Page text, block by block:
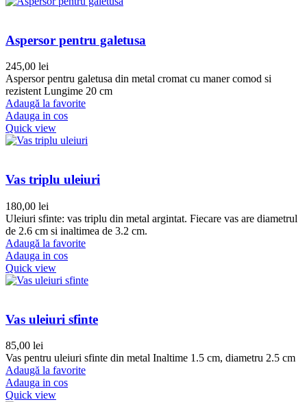
Aspersor pentru galetusa
245,00 lei
Aspersor pentru galetusa din metal cromat cu maner comod si
rezistent Lungime 20 cm
Adaugă la favorite
Adauga in cos
Quick view
Vas triplu uleiuri
180,00 lei
Uleiuri sfinte: vas triplu din metal argintat. Fiecare vas are diametrul
de 2.6 cm si inaltimea de 3.2 cm.
Adaugă la favorite
Adauga in cos
Quick view
Vas uleiuri sfinte
85,00 lei
Vas pentru uleiuri sfinte din metal Inaltime 1.5 cm, diametru 2.5 cm
Adaugă la favorite
Adauga in cos
Quick view